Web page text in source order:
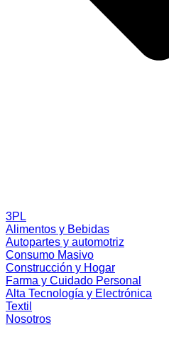
3PL
Alimentos y Bebidas
Autopartes y automotriz
Consumo Masivo
Construcción y Hogar
Farma y Cuidado Personal
Alta Tecnología y Electrónica
Textil
Nosotros